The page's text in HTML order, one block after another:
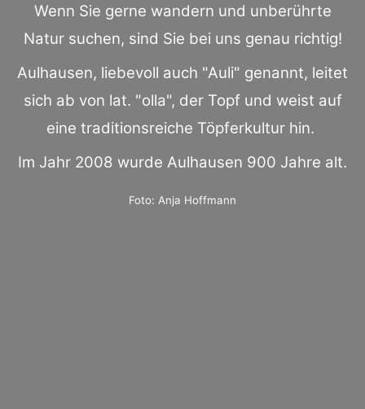
Wenn Sie gerne wandern und unberührte
Natur suchen, sind Sie bei uns genau richtig!
Aulhausen, liebevoll auch "Auli" genannt, leitet
sich ab von lat. "olla", der Topf und weist auf
eine traditionsreiche Töpferkultur hin.
Im Jahr 2008 wurde Aulhausen 900 Jahre alt.
Foto: Anja Hoffmann